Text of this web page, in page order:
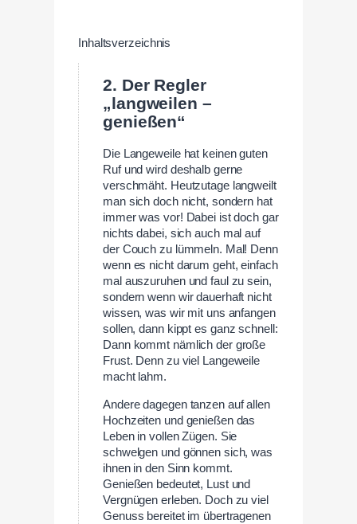
Inhaltsverzeichnis
2. Der Regler
„langweilen –
genießen“
Die Langeweile hat keinen guten
Ruf und wird deshalb gerne
verschmäht. Heutzutage langweilt
man sich doch nicht, sondern hat
immer was vor! Dabei ist doch gar
nichts dabei, sich auch mal auf
der Couch zu lümmeln. Mal! Denn
wenn es nicht darum geht, einfach
mal auszuruhen und faul zu sein,
sondern wenn wir dauerhaft nicht
wissen, was wir mit uns anfangen
sollen, dann kippt es ganz schnell:
Dann kommt nämlich der große
Frust. Denn zu viel Langeweile
macht lahm.
Andere dagegen tanzen auf allen
Hochzeiten und genießen das
Leben in vollen Zügen. Sie
schwelgen und gönnen sich, was
ihnen in den Sinn kommt.
Genießen bedeutet, Lust und
Vergnügen erleben. Doch zu viel
Genuss bereitet im übertragenen